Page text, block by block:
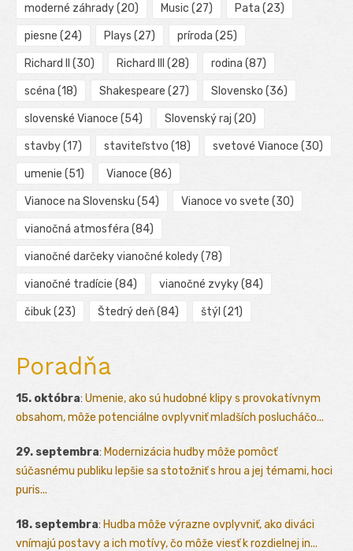
moderné záhrady(20) Music (27) Pata (23)
piesne (24) Plays (27) príroda (25)
Richard II (30) Richard III (28) rodina (87)
scéna (18) Shakespeare (27) Slovensko (36)
slovenské Vianoce (54) Slovenský raj (20)
stavby(17) staviteľstvo (18) svetové Vianoce (30)
umenie (51) Vianoce (86)
Vianoce na Slovensku (54) Vianoce vo svete (30)
vianočná atmosféra (84)
vianočné darčeky vianočné koledy(78)
vianočné tradície (84) vianočné zvyky(84)
čibuk(23) Štedrý deň(84) štýl (21)
Poradňa
15. októbra: Umenie, ako sú hudobné klipy s provokatívnym
obsahom, môže potenciálne ovplyvniť mladších poslucháčo...
29. septembra: Modernizácia hudby môže pomôcť
súčasnému publiku lepšie sa stotožniť s hrou a jej témami, hoci
puris...
18. septembra: Hudba môže výrazne ovplyvniť, ako diváci
vnímajú postavy a ich motívy, čo môže viesť k rozdielnej in...